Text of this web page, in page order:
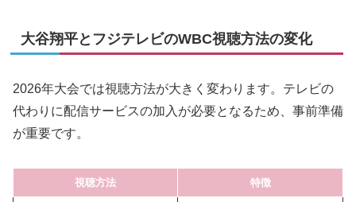
大谷翔平とフジテレビのWBC視聴方法の変化
2026年大会では視聴方法が大きく変わります。テレビの
代わりに配信サービスの加入が必要となるため、事前準備
が重要です。
視聴方法 特徴